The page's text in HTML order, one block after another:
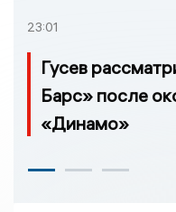
23:01
Гусев
Барс» после
«Динамо»